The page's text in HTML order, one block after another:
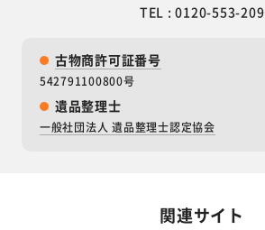
TEL : 0120-553-209
古物商許可証番号
542791100800号
遺品整理士
一般社団法人 遺品整理士認定協会
関連サイト